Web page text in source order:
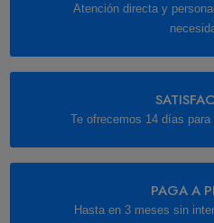
Atención directa y
Te ofrecemos 14 días
PAGA A
Hasta en 3 meses sin